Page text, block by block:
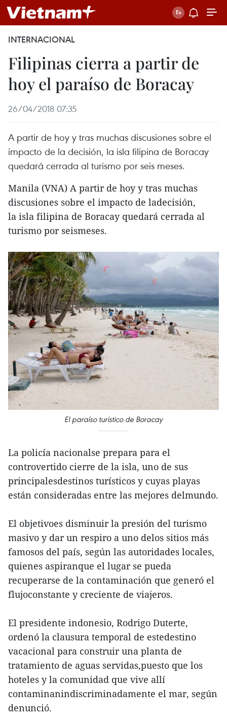
INTERNACIONAL
Filipinas cierra a partir de
hoy el paraíso de Boracay
26/04/2018 07:35
A partir de hoy y tras muchas discusiones sobre el
impacto de la decisión, la isla filipina de Boracay
quedará cerrada al turismo por seis meses.
Manila (VNA) A partir de hoy y tras muchas
discusiones sobre el impacto de ladecisión,
la isla filipina de Boracay quedará cerrada al
turismo por seismeses.
El paraíso turístico de Boracay
La policía nacionalse prepara para el
controvertido cierre de la isla, uno de sus
principalesdestinos turísticos y cuyas playas
están consideradas entre las mejores delmundo.
El objetivoes disminuir la presión del turismo
masivo y dar un respiro a uno delos sitios más
famosos del país, según las autoridades locales,
quienes aspiranque el lugar se pueda
recuperarse de la contaminación que generó el
flujoconstante y creciente de viajeros.
El presidente indonesio, Rodrigo Duterte,
ordenó la clausura temporal de estedestino
vacacional para construir una planta de
tratamiento de aguas servidas,puesto que los
hoteles y la comunidad que vive allí
contaminanindiscriminadamente el mar, según
denunció.